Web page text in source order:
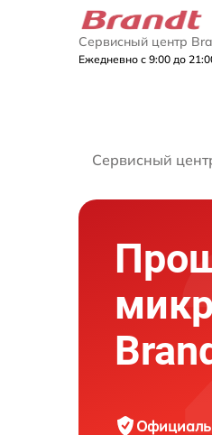
Сервисный центр
Ежедневно с 9:00 до
Сервисный